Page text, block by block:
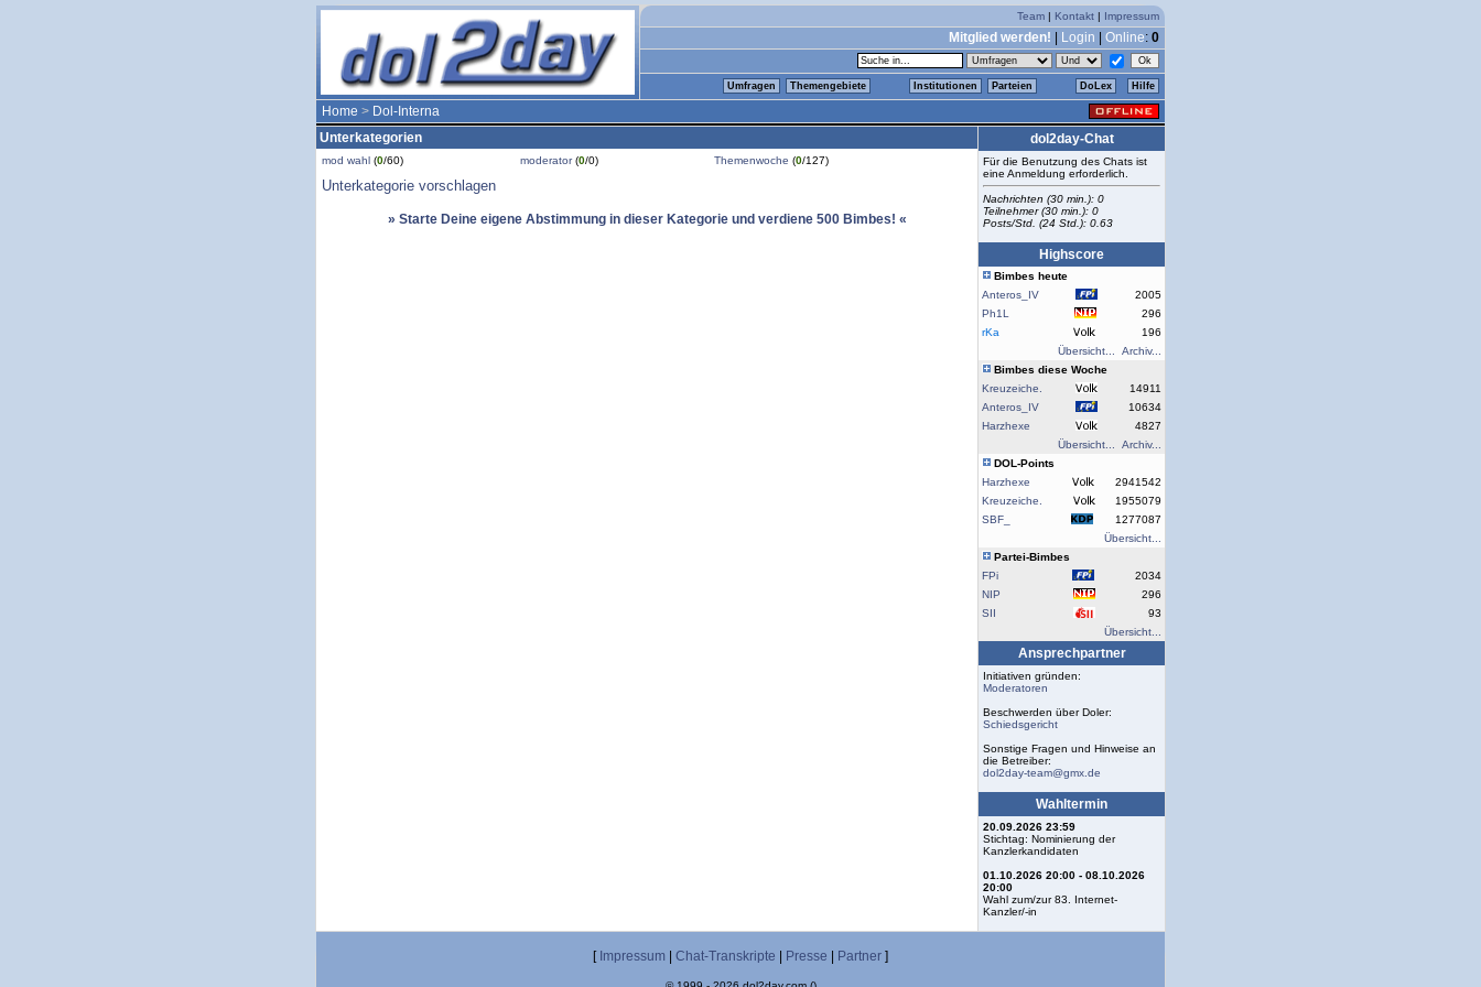
Team | Kontakt | Impressum
Mitglied werden! Login Online: 0
Umfragen Themengebiete Institutionen Parteien DoLex Hilfe
Home > Dol-Interna
Unterkategorien
mod wahl (0/60) moderator(0/0) Themenwoche (0/127)
Unterkategorie vorschlagen
» Starte Deine eigene Abstimmung in dieser Kategorie und verdiene 500 Bimbes! «
dol2day-Chat
Für die Benutzung des Chats ist
eine Anmeldung erforderlich.
Nachrichten (30 min.): 0
Teilnehmer (30 min.): 0
Posts/Std. (24 Std.): 0.63
Highscore
Bimbes heute
Anteros_IV
2005
Ph1L
296
rKa
196
Übersicht...
Archiv...
Bimbes diese Woche
Kreuzeiche.
14911
Anteros_IV
10634
Harzhexe
4827
Übersicht...
Archiv...
DOL-Points
Harzhexe
2941542
Kreuzeiche.
1955079
SBF_
1277087
Übersicht...
Partei-Bimbes
FPi
2034
NIP
296
SII
93
Übersicht...
Ansprechpartner
Initiativen gründen:
Moderatoren
Beschwerden über Doler:
Schiedsgericht
Sonstige Fragen und Hinweise an
die Betreiber:
dol2day-team@gmx.de
Wahltermin
20.09.2026 23:59
Stichtag: Nominierung der
Kanzlerkandidaten
01.10.2026 20:00 - 08.10.2026
20:00
Wahl zum/zur 83. Internet-
Kanzler/-in
[ Impressum Chat-Transkripte Presse Partner ]